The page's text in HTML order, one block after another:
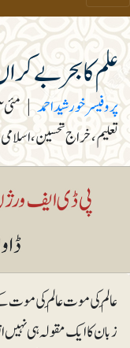
علم کا بحر بے
پروفیسر خورشید احمد | مئی ۲۰۰۳
تعلیم، خراج تحسین،
عالِم کی موت عالَم کی موت
زبان کا ایک مقولہ ہی